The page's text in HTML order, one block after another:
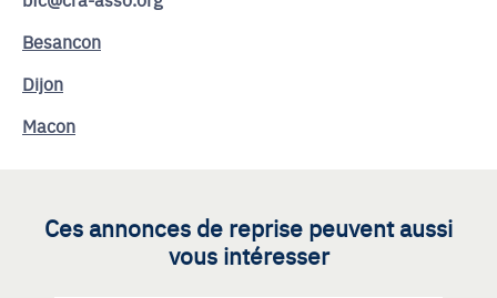
Besancon
Dijon
Macon
Ces annonces de reprise peuvent aussi
vous intéresser